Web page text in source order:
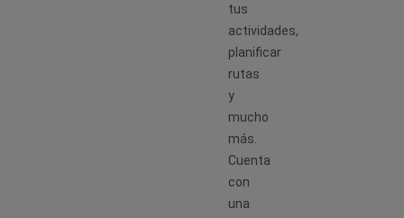
tus
actividades,
planificar
rutas
y
mucho
más.
Cuenta
con
una